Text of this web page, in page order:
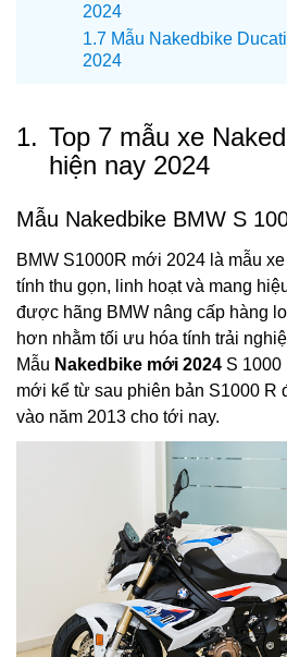
2024
Mẫu Nakedbike
2024
1. Top 7 mẫu xe
hiện nay 2024
Mẫu Nakedbike BMW S
BMW S1000R mới 2024 là mẫu xe
tính thu gọn, linh hoạt và mang
được hãng BMW nâng cấp hàng
hơn nhằm tối ưu hóa tính trải
Mẫu Nakedbike mới 2024 S 1000
mới kể từ sau phiên bản S1000 R
vào năm 2013 cho tới nay.